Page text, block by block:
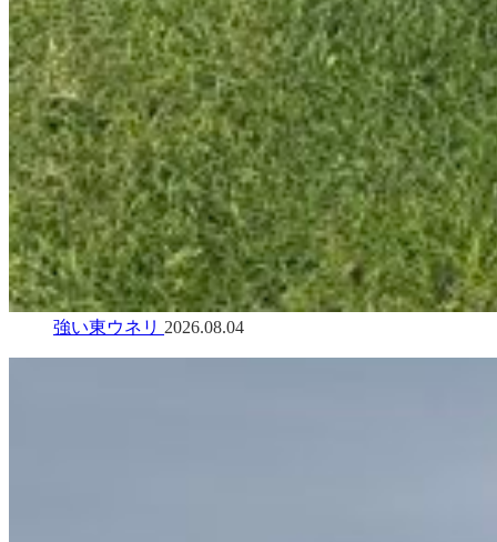
強い東ウネリ 2026.08.04